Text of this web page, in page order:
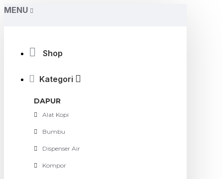
MENU
Shop
Kategori
DAPUR
Alat Kopi
Bumbu
Dispenser Air
Kompor